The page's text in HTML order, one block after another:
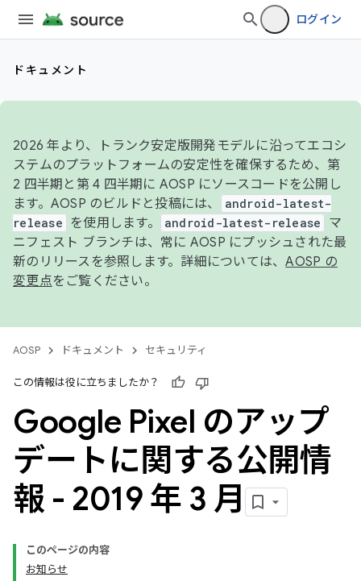
ログイン
ドキュメント
2026 年より、トランク安定版開発モデルに沿ってエコシ
ステムのプラットフォームの安定性を確保するため、第
2 四半期と第 4 四半期に AOSP にソースコードを公開し
ます。AOSP のビルドと投稿には、
android-latest-
release
を使用します。 android-latest-release
マ
ニフェスト ブランチは、常に AOSP にプッシュされた最
新のリリースを参照します。詳細については、AOSP の
変更点をご覧ください。
AOSP ドキュメント セキュリティ
この情報は役に立ちましたか？
Google Pixel のアップ
デートに関する公開情
報 - 2019 年 3 月
このページの内容
お知らせ